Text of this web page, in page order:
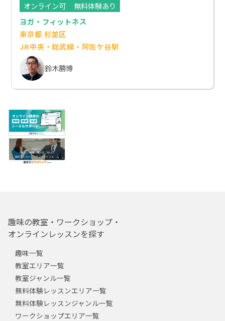
オンライン可
無料体験あり
ヨガ・フィットネス
東京都 杉並区
JR中央・総武線・阿佐ケ谷駅
鈴木勝博
趣味の教室・ワークショップ・
オンラインレッスンを探す
趣味一覧
教室エリア一覧
教室ジャンル一覧
無料体験レッスンエリア一覧
無料体験レッスンジャンル一覧
ワークショップエリア一覧